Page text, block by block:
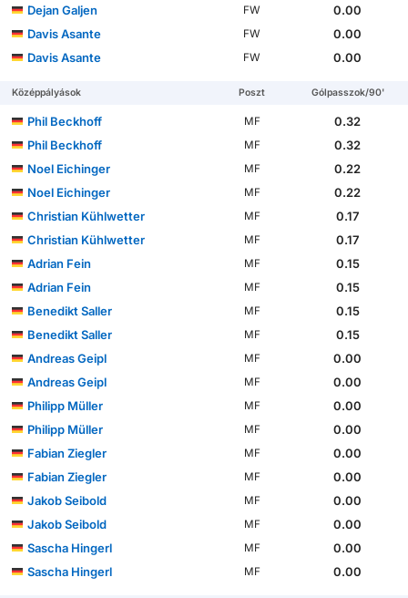
Dejan Galjen
FW
0.00
Davis Asante
FW
0.00
Davis Asante
FW 0.00
Középpályások Poszt Gólpasszok/90'
Phil Beckhoff MF
0.32
Phil Beckhoff
MF
0.32
Noel Eichinger
MF
0.22
Noel Eichinger
MF
0.22
Christian Kühlwetter
MF
0.17
Christian Kühlwetter
MF
0.17
Adrian Fein
MF
0.15
Adrian Fein
MF
0.15
Benedikt Saller
MF
0.15
Benedikt Saller
MF
0.15
Andreas Geipl
MF
0.00
Andreas Geipl
MF
0.00
Philipp Müller
MF
0.00
Philipp Müller
MF
0.00
Fabian Ziegler
MF
0.00
Fabian Ziegler
MF
0.00
Jakob Seibold
MF
0.00
Jakob Seibold
MF
0.00
Sascha Hingerl
MF
0.00
Sascha Hingerl
MF 0.00